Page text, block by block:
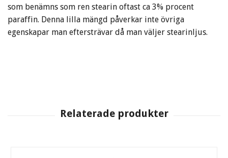
som benämns som ren stearin oftast ca 3% procent
paraffin. Denna lilla mängd påverkar inte övriga
egenskapar man eftersträvar då man väljer stearinljus.